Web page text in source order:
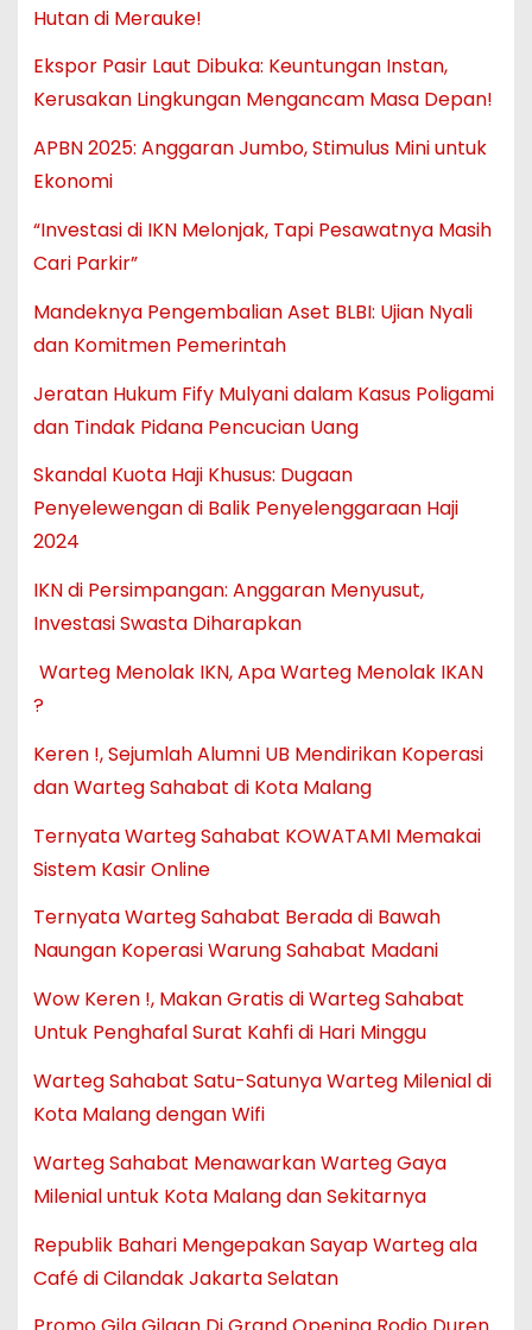
Hutan di Merauke!
Ekspor Pasir Laut Dibuka: Keuntungan Instan,
Kerusakan Lingkungan Mengancam Masa Depan!
APBN 2025: Anggaran Jumbo, Stimulus Mini untuk
Ekonomi
“Investasi di IKN Melonjak, Tapi Pesawatnya Masih
Cari Parkir”
Mandeknya Pengembalian Aset BLBI: Ujian Nyali
dan Komitmen Pemerintah
Jeratan Hukum Fify Mulyani dalam Kasus Poligami
dan Tindak Pidana Pencucian Uang
Skandal Kuota Haji Khusus: Dugaan
Penyelewengan di Balik Penyelenggaraan Haji
2024
IKN di Persimpangan: Anggaran Menyusut,
Investasi Swasta Diharapkan
Warteg Menolak IKN, Apa Warteg Menolak IKAN
?
Keren !, Sejumlah Alumni UB Mendirikan Koperasi
dan Warteg Sahabat di Kota Malang
Ternyata Warteg Sahabat KOWATAMI Memakai
Sistem Kasir Online
Ternyata Warteg Sahabat Berada di Bawah
Naungan Koperasi Warung Sahabat Madani
Wow Keren !, Makan Gratis di Warteg Sahabat
Untuk Penghafal Surat Kahfi di Hari Minggu
Warteg Sahabat Satu-Satunya Warteg Milenial di
Kota Malang dengan Wifi
Warteg Sahabat Menawarkan Warteg Gaya
Milenial untuk Kota Malang dan Sekitarnya
Republik Bahari Mengepakan Sayap Warteg ala
Café di Cilandak Jakarta Selatan